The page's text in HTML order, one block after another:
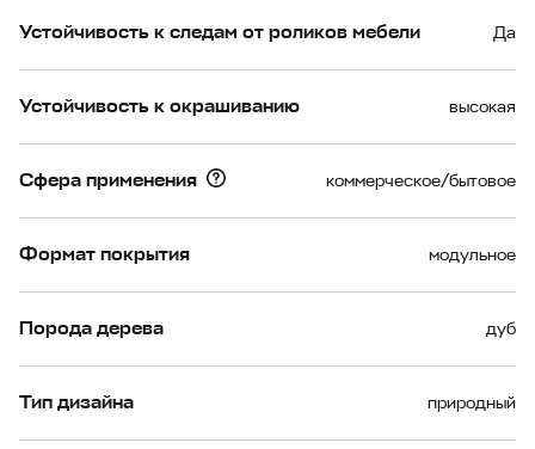
Устойчивость к следам от роликов мебели Да
Устойчивость к окрашиванию высокая
Сфера применения коммерческое/бытовое
Формат покрытия модульное
Порода дерева дуб
Тип дизайна природный